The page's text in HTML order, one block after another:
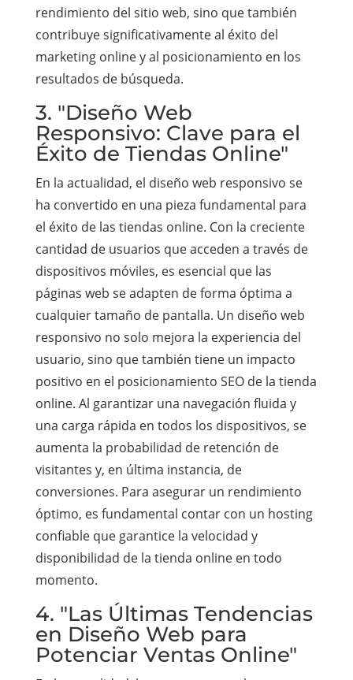
rendimiento del sitio web, sino que también
contribuye significativamente al éxito del
marketing online y al posicionamiento en los
resultados de búsqueda.
3. "Diseño Web
Responsivo: Clave para el
Éxito de Tiendas Online"
En la actualidad, el diseño web responsivo se
ha convertido en una pieza fundamental para
el éxito de las tiendas online. Con la creciente
cantidad de usuarios que acceden a través de
dispositivos móviles, es esencial que las
páginas web se adapten de forma óptima a
cualquier tamaño de pantalla. Un diseño web
responsivo no solo mejora la experiencia del
usuario, sino que también tiene un impacto
positivo en el posicionamiento SEO de la tienda
online. Al garantizar una navegación fluida y
una carga rápida en todos los dispositivos, se
aumenta la probabilidad de retención de
visitantes y, en última instancia, de
conversiones. Para asegurar un rendimiento
óptimo, es fundamental contar con un hosting
confiable que garantice la velocidad y
disponibilidad de la tienda online en todo
momento.
4. "Las Últimas Tendencias
en Diseño Web para
Potenciar Ventas Online"